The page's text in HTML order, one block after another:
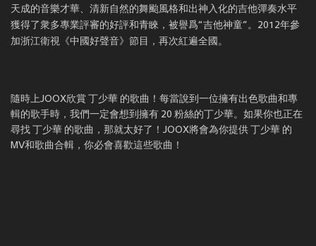
天成的音樂才華、清新自然的舞颱風格和出神入化的吉他彈奏水平
獲得了衆多專業評審的好評和青睞，被譽爲“吉他神童”。2012年參
加浙江衛視《中國好聲音》節目，再次紅遍全國。
隨時上JOOX欣賞 丁少華 的歌曲！每當說到一位擁有出色歌曲和專
輯的歌手時，我們一定會想到擁有 20 粉絲的丁少華。如果你也正在
尋找 丁少華 的歌曲，那就太好了！JOOX將會為你提供 丁少華 的
MV和歌曲合輯，你必會喜歡這些歌曲！